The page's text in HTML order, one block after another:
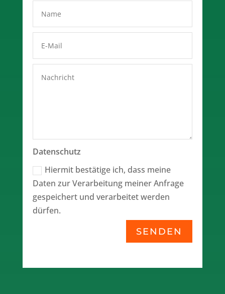
Datenschutz
Hiermit bestätige ich, dass meine
Daten zur Verarbeitung meiner Anfrage
gespeichert und verarbeitet werden
dürfen.
SENDEN